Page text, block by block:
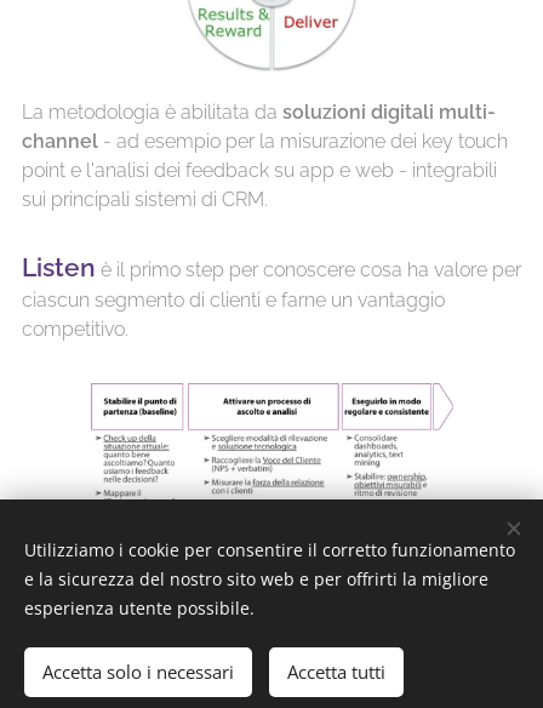
La metodologia è abilitata da soluzioni digitali multi-
channel - ad esempio per la misurazione dei key touch
point e l'analisi dei feedback su app e web - integrabili
sui principali sistemi di CRM.
Listen è il primo step per conoscere cosa ha valore per
ciascun segmento di clienti e farne un vantaggio
competitivo.
Involveè il secondo step e serve a rendere la
customer centricity un impegno condiviso.
Utilizziamo i cookie per consentire il corretto funzionamento
e la sicurezza del nostro sito web e per offrirti la migliore
esperienza utente possibile.
Accetta solo i necessari Accetta tutti